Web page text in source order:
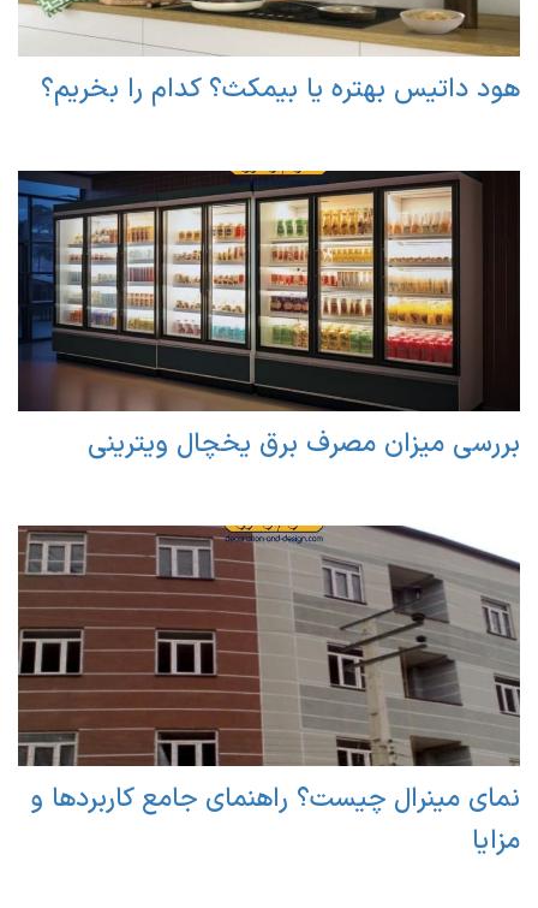
هود داتیس بهتره یا بیمکث؟ کدام را بخریم؟
بررسی میزان مصرف برق یخچال ویترینی
نمای مینرال چیست؟ راهنمای جامع کاربردها و
مزایا